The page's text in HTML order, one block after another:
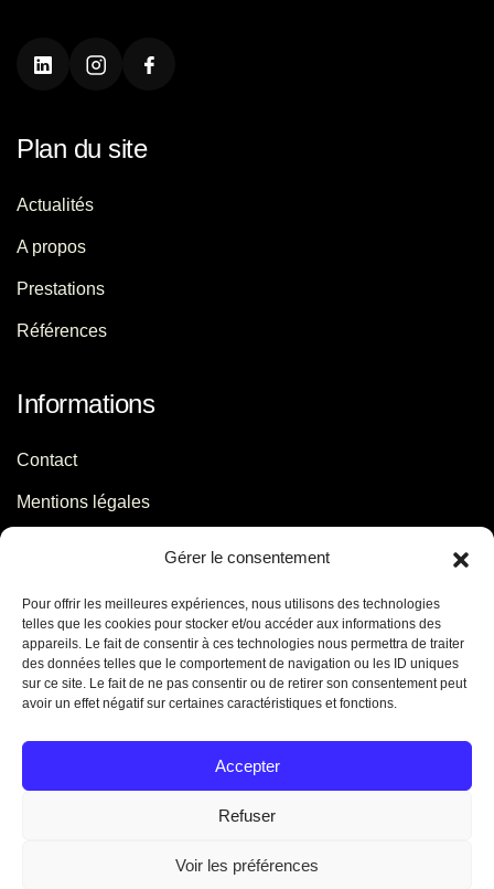
Gérer le consentement
Pour offrir les meilleures expériences, nous utilisons des technologies
telles que les cookies pour stocker et/ou accéder aux informations des
appareils. Le fait de consentir à ces technologies nous permettra de traiter
des données telles que le comportement de navigation ou les ID uniques
sur ce site. Le fait de ne pas consentir ou de retirer son consentement peut
avoir un effet négatif sur certaines caractéristiques et fonctions.
Accepter
Refuser
Voir les préférences
Plan du site
Actualités
A propos
Prestations
Références
Informations
Contact
Mentions légales
Contact
06 29 56 64 44
contact[@]jb-conseils.fr
Caen - Normandie - France
Jennifer Benoit. Tous droits réservés. Créé par